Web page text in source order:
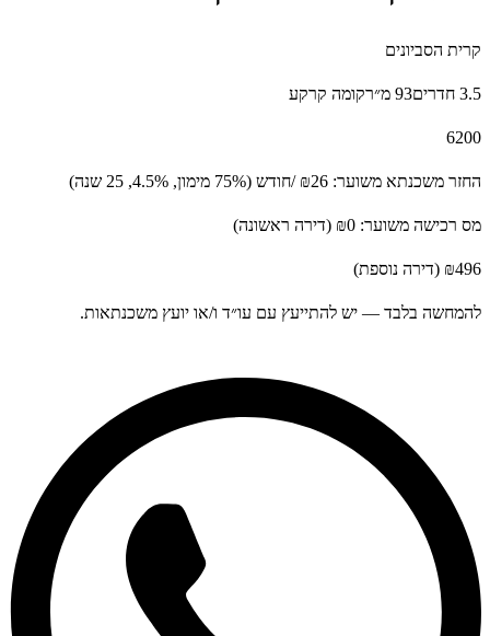
93 מ״ר קומה קרקע
משכנתא משוער: ₪26 /חודש (75% מימון, 4.5%, 25 שנה)
משוער: ₪0 (דירה ראשונה)
(דירה נוספת)
בלבד — יש להתייעץ עם עו״ד ו/או יועץ משכנתאות.